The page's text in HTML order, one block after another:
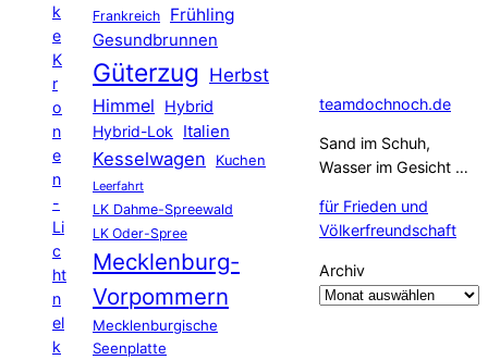
k
e
K
r
o
n
e
n
-
Li
c
ht
n
el
k
Frankreich Frühling
Gesundbrunnen
Güterzug Herbst
Himmel
Hybrid
Hybrid-Lok Italien
Kesselwagen Kuchen
Leerfahrt
LK Dahme-Spreewald
LK Oder-Spree
Mecklenburg-
Vorpommern
Mecklenburgische
Seenplatte
teamdochnoch.de
Sand im Schuh,
Wasser im Gesicht …
für Frieden und
Völkerfreundschaft
Archiv